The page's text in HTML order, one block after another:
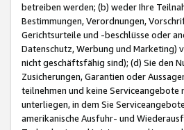
betreiben werden; (b) weder Ihre
Bestimmungen, Verordnungen,
Gerichtsurteile und -beschlüsse oder
Datenschutz, Werbung und Marketing)
nicht geschäftsfähig sind); (d) Sie den
Zusicherungen, Garantien oder
teilnehmen und keine Serviceangebote
unterliegen, in dem Sie
amerikanische Ausfuhr- und